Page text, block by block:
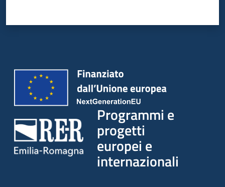
Programmi e
progetti
europei e
internazionali